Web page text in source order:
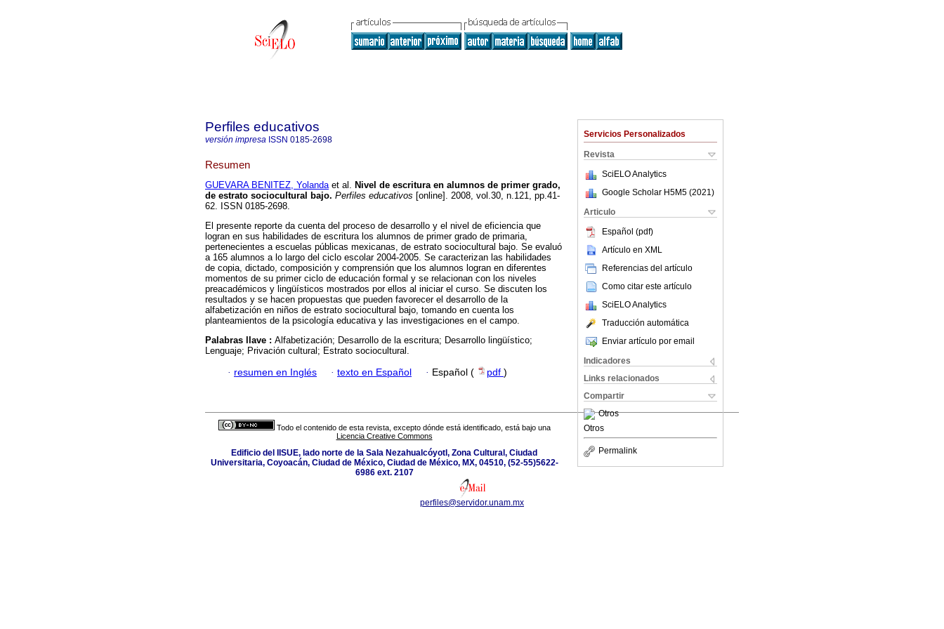
Servicios Personalizados
Revista
SciELO Analytics
Google Scholar H5M5 (2021 )
Articulo
Español (pdf)
Artículo en XML
Referencias del artículo
Como citar este artículo
SciELO Analytics
Traducción automática
Enviar artículo por email
Indicadores
Links relacionados
Compartir
Otros
Otros
Permalink
Perfiles educativos
versión impresa ISSN 0185-2698
Resumen
GUEVARA BENITEZ, Yolandaet al. Nivel de escritura en alumnos de primer grado,
de estrato sociocultural bajo. Perfiles educativos [online]. 2008, vol.30, n.121, pp.41-
62. ISSN 0185-2698.
El presente reporte da cuenta del proceso de desarrollo y el nivel de eficiencia que
logran en sus habilidades de escritura los alumnos de primer grado de primaria,
pertenecientes a escuelas públicas mexicanas, de estrato sociocultural bajo. Se evaluó
a 165 alumnos a lo largo del ciclo escolar 2004-2005. Se caracterizan las habilidades
de copia, dictado, composición y comprensión que los alumnos logran en diferentes
momentos de su primer ciclo de educación formal y se relacionan con los niveles
preacadémicos y lingüísticos mostrados por ellos al iniciar el curso. Se discuten los
resultados y se hacen propuestas que pueden favorecer el desarrollo de la
alfabetización en niños de estrato sociocultural bajo, tomando en cuenta los
planteamientos de la psicología educativa y las investigaciones en el campo.
Palabras llave : Alfabetización; Desarrollo de la escritura; Desarrollo lingüístico;
Lenguaje; Privación cultural; Estrato sociocultural.
· resumen en Inglés · texto en Español · Español ( pdf )
Todo el contenido de esta revista, excepto dónde está identificado, está bajo una
Licencia Creative Commons
Edificio del IISUE, lado norte de la Sala Nezahualcóyotl, Zona Cultural, Ciudad
Universitaria, Coyoacán, Ciudad de México, Ciudad de México, MX, 04510, (52-55)5622-
6986 ext. 2107
perfiles@servidor.unam.mx